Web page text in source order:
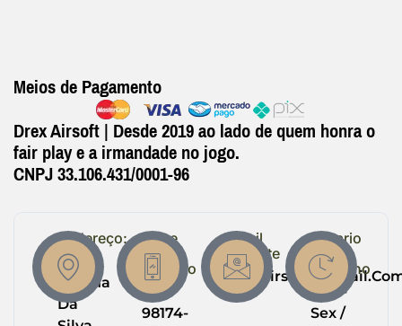
Meios de Pagamento
Drex Airsoft | Desde 2019 ao lado de quem honra o
fair play e a irmandade no jogo.
CNPJ 33.106.431/0001-96
Endereço:
R.
Helena
Da
Entre
em
Contato
(64)
98174-
Email
Suporte
Horario
de
Trabalho
Seg -
Sex /